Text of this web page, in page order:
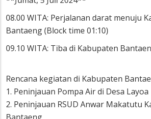
08.00 WITA: Perjalanan darat menuju
Bantaeng (Block time 01:10)
09.10 WITA: Tiba di Kabupaten
Rencana kegiatan di Kabupaten
1. Peninjauan Pompa Air di Desa Layoa
2. Peninjauan RSUD Anwar Makatutu